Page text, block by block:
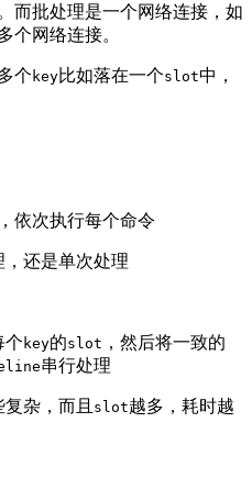
而批处理是一个网络连接，如
个网络连接。
个 key比如落在一个slot中，
依次执行每个命令
还是单次处理
个key的slot ，然后将一致的
串行处理
杂，而且 slot越多，耗时越